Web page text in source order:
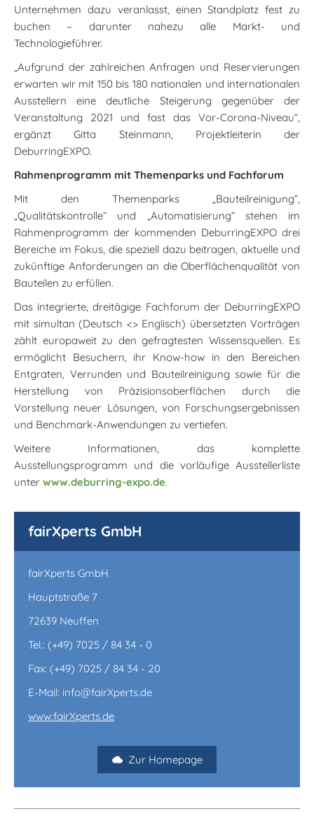
Unternehmen dazu veranlasst, einen Standplatz fest zu
buchen – darunter nahezu alle Markt- und
Technologieführer.
„Aufgrund der zahlreichen Anfragen und Reservierungen
erwarten wir mit 150 bis 180 nationalen und internationalen
Ausstellern eine deutliche Steigerung gegenüber der
Veranstaltung 2021 und fast das Vor-Corona-Niveau“,
ergänzt Gitta Steinmann, Projektleiterin der
DeburringEXPO.
Rahmenprogramm mit Themenparks und Fachforum
Mit den Themenparks „Bauteilreinigung“,
„Qualitätskontrolle“ und „Automatisierung“ stehen im
Rahmenprogramm der kommenden DeburringEXPO drei
Bereiche im Fokus, die speziell dazu beitragen, aktuelle und
zukünftige Anforderungen an die Oberflächenqualität von
Bauteilen zu erfüllen.
Das integrierte, dreitägige Fachforum der DeburringEXPO
mit simultan (Deutsch <> Englisch) übersetzten Vorträgen
zählt europaweit zu den gefragtesten Wissensquellen. Es
ermöglicht Besuchern, ihr Know-how in den Bereichen
Entgraten, Verrunden und Bauteilreinigung sowie für die
Herstellung von Präzisionsoberflächen durch die
Vorstellung neuer Lösungen, von Forschungsergebnissen
und Benchmark-Anwendungen zu vertiefen.
Weitere Informationen, das komplette
Ausstellungsprogramm und die vorläufige Ausstellerliste
unter www.deburring-expo.de.
fairXperts GmbH
fairXperts GmbH
Hauptstraße 7
72639 Neuffen
Tel.: (+49) 7025 / 84 34 - 0
Fax: (+49) 7025 / 84 34 - 20
E-Mail: info@fairXperts.de
www.fairXperts.de
Zur Homepage